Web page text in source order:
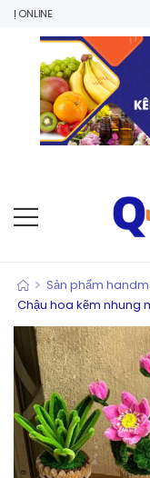
> Sản phẩm
Chậu hoa kẽm nhung